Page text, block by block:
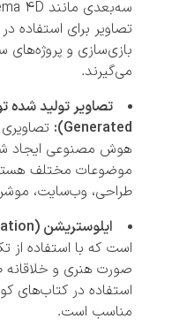
تصاویر برای استفاده
بازی‌سازی و پروژه‌های
می‌گیرند.
Generated):
هوش مصنوعی ایجاد
موضوعات مختلف
طراحی، وب‌سایت،
ایلوستریشن (Illustration):
است که با استفاده
صورت هنری و خلاقانه
استفاده در کتاب‌های
مناسب است.